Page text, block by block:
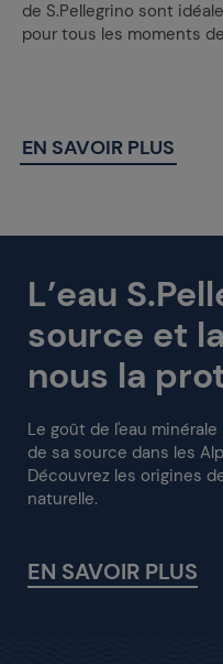
de S.Pellegrino sont
pour tous les moments
EN SAVOIR PLUS
L’eau
source et
nous la
Le goût de l'eau
de sa source dans les
Découvrez les origines
naturelle.
EN SAVOIR PLUS